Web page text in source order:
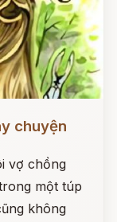
chuyện
vợ chồng
một túp
không